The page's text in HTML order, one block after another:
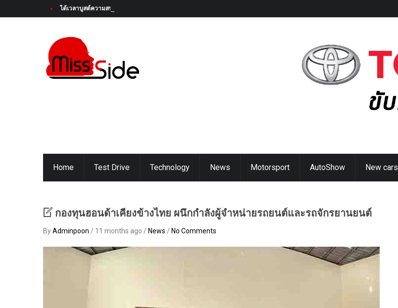
ได้เวลาบูสต์ความสนุกครั้งใหม่! Honda Super-ONE ใหม่ เตรียมเปิดตัวในไทย 14 ส.ค. นี้
Home Test Drive Technology News Motorsport AutoShow New cars
กองทุนฮอนด้าเคียงข้างไทย ผนึกกำลังผู้จำหน่ายรถยนต์และรถจักรยานยนต์
ByAdminpoon / 11 months ago / News / No Comments